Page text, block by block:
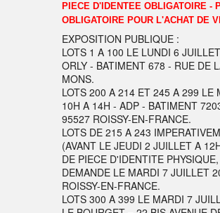
PIECE D'IDENTEE OBLIGATOIRE -
OBLIGATOIRE POUR L'ACHAT DE
EXPOSITION PUBLIQUE :
LOTS 1 A 100 LE LUNDI 6
ORLY - BATIMENT 678 - RUE DE
MONS.
LOTS 200 A 214 ET 245 A 299 LE
10H A 14H - ADP - BATIMENT
95527 ROISSY-EN-FRANCE.
LOTS DE 215 A 243
(AVANT LE JEUDI 2 JUILLET A
DE PIECE D'IDENTITE
DEMANDE LE MARDI 7 JUILLET
ROISSY-EN-FRANCE.
LOTS 300 A 399 LE MARDI 7